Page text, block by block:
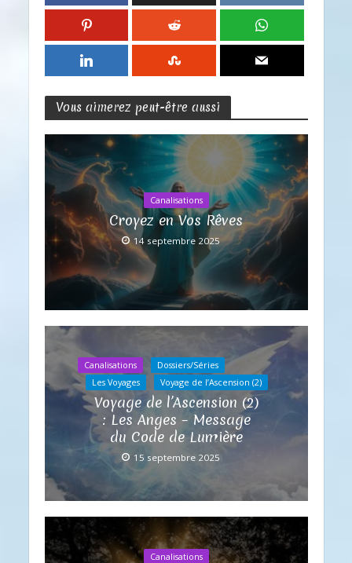
Vous aimerez peut-être aussi
Canalisations
Croyez en Vos Rêves
14 septembre 2025
Canalisations
Dossiers/Séries
Les Voyages
Voyage de l’Ascension (2)
Voyage de l’Ascension (2)
: Les Anges – Message
du Code de Lumière
15 septembre 2025
Canalisations